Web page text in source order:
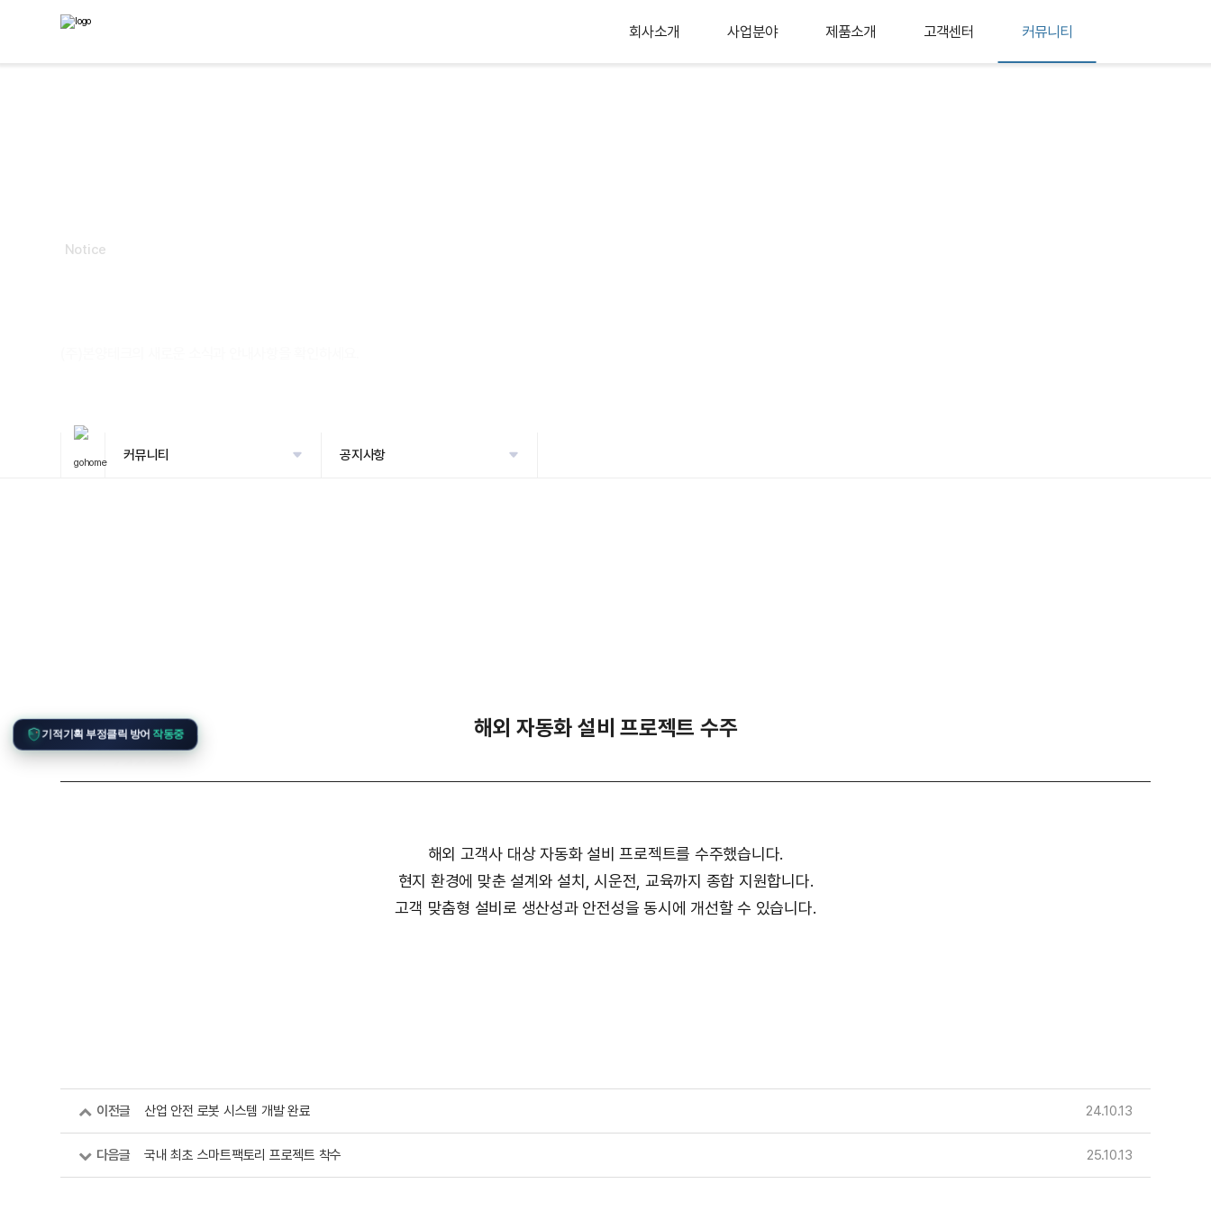
회사소개 사업분야 제품소개 고객센터 커뮤니티
Notice
커뮤니티 공지사항
해외 자동화 설비 프로젝트 수주
해외 고객사 대상 자동화 설비 프로젝트를 수주했습니다.
현지 환경에 맞춘 설계와 설치, 시운전, 교육까지 종합 지원합니다.
고객 맞춤형 설비로 생산성과 안전성을 동시에 개선할 수 있습니다.
이전글 산업 안전 로봇 시스템 개발 완료 24.10.13
다음글 국내 최초 스마트팩토리 프로젝트 착수 25.10.13
기적기획 부정클릭 방어 작동중